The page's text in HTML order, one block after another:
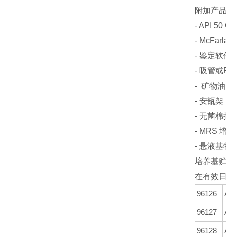
附加产
- API 50
-
- 鉴定软
- 吸管或
- 矿物油
- 安瓿架
- 无菌棉
- MRS
- 悬液基
培养基
在有效
96126
96127
96128